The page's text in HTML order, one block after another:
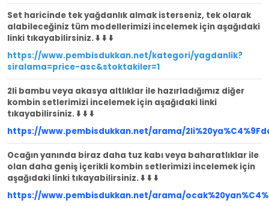
Set haricinde tek yağdanlık almak isterseniz, tek olarak
alabileceğiniz tüm modellerimizi incelemek için aşağıdaki
linki tıkayabilirsiniz. ⬇️ ⬇️ ⬇️
https://www.pembisdukkan.net/kategori/yagdanlik?
siralama=price-asc&stoktakiler=1
2li bambu veya akasya altlıklar ile hazırladığımız diğer
kombin setlerimizi incelemek için aşağıdaki linki
tıkayabilirsiniz. ⬇️ ⬇️ ⬇️
https://www.pembisdukkan.net/arama/
Ocağın yanında biraz daha tuz kabı veya baharatlıklar ile
olan daha geniş içerikli kombin setlerimizi incelemek için
aşağıdaki linki tıkayabilirsiniz. ⬇️ ⬇️ ⬇️
https://www.pembisdukkan.net/arama/